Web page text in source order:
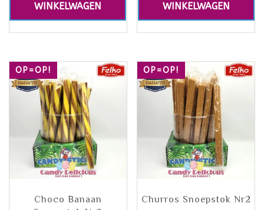
WINKELWAGEN
WINKELWAGEN
OP=OP!
Choco Banaan
OP=OP!
Churros Snoepstok Nr2